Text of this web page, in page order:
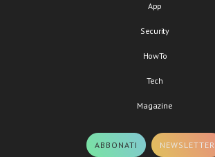
App
Security
HowTo
Tech
Magazine
ABBONATI NEWSLETTER